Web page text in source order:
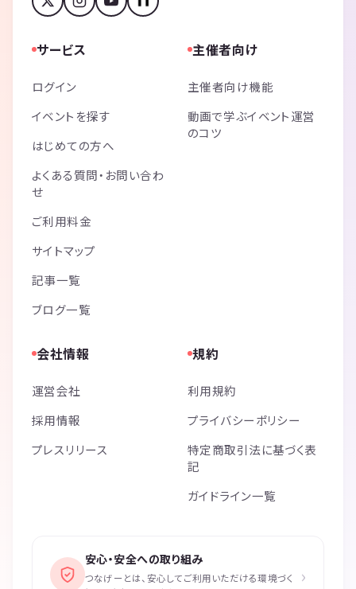
サービス
ログイン
イベントを探す
はじめての方へ
よくある質問・お問い合わ
せ
ご利用料金
サイトマップ
記事一覧
ブログ一覧
主催者向け
主催者向け機能
動画で学ぶイベント運営
のコツ
会社情報
運営会社
採用情報
プレスリリース
規約
利用規約
プライバシーポリシー
特定商取引法に基づく表
記
ガイドライン一覧
安心・安全への取り組み
つなげーとは、安心してご利用いただける環境づく
›